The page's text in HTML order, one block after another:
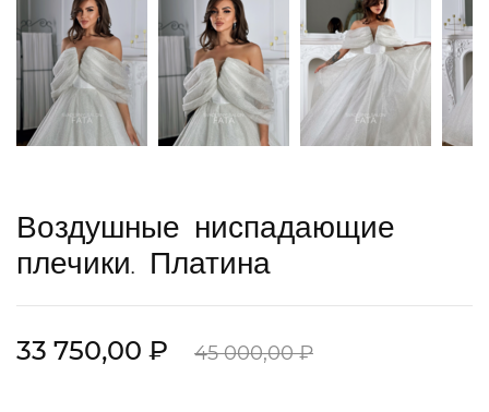
Воздушные ниспадающие
плечики. Платина
33 750,00 ₽ 45 000,00 ₽